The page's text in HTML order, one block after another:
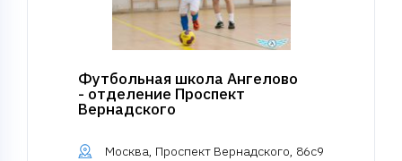
Футбольная школа Ангелово
- отделение Проспект
Вернадского
Москва, Проспект Вернадского, 86с9